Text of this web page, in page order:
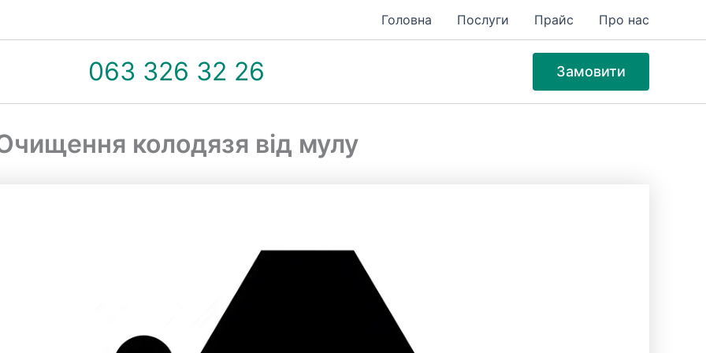
Головна Послуги Прайс Про нас
063 326 32 26 Замовити
колодязя від мулу